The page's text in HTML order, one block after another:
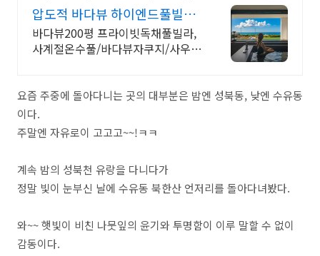
압도적 바다뷰 하이엔드풀빌라
바다뷰 자쿠지 상시 무료
바다뷰200평 프라이빗독채풀빌라,
사계절온수풀/바다뷰자쿠지/사우
영장, 핀란드 사우나, 불멍
요즘 주중에 돌아다니는 곳의 대부분은 밤엔 성북동, 낮엔 수유동
이다.
주말엔 자유로이 고고고~~!ㅋㅋ
계속 밤의 성북천 유랑을 다니다가
정말 빛이 눈부신 날에 수유동 북한산 언저리를 돌아다녀봤다.
와~~ 햇빛이 비친 나뭇잎의 윤기와 투명함이 이루 말할 수 없이
감동이다.